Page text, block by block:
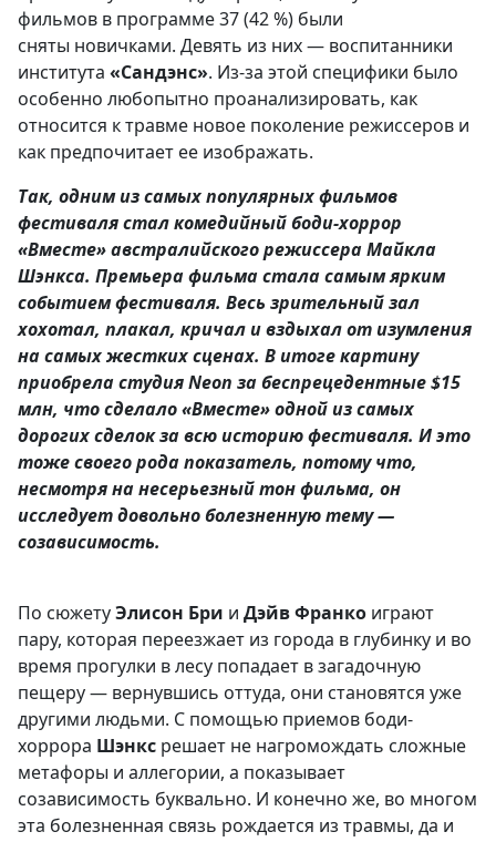
фильмов в программе 37 (42 %) были
сняты новичками. Девять из них — воспитанники
института «Сандэнс». Из-за этой специфики было
особенно любопытно проанализировать, как
относится к травме новое поколение режиссеров и
как предпочитает ее изображать.
Так, одним из самых популярных фильмов
фестиваля стал комедийный боди-хоррор
«Вместе» австралийского режиссера Майкла
Шэнкса. Премьера фильма стала самым ярким
событием фестиваля. Весь зрительный зал
хохотал, плакал, кричал и вздыхал от изумления
на самых жестких сценах. В итоге картину
приобрела студия Neon за беспрецедентные $15
млн, что сделало «Вместе» одной из самых
дорогих сделок за всю историю фестиваля. И это
тоже своего рода показатель, потому что,
несмотря на несерьезный тон фильма, он
исследует довольно болезненную тему —
созависимость.
По сюжетуЭлисон Бри и Дэйв Франко играют
пару, которая переезжает из города в глубинку и во
время прогулки в лесу попадает в загадочную
пещеру — вернувшись оттуда, они становятся уже
другими людьми. С помощью приемов боди-
хоррора Шэнкс решает не нагромождать сложные
метафоры и аллегории, а показывает
созависимость буквально. И конечно же, во многом
эта болезненная связь рождается из травмы, да и